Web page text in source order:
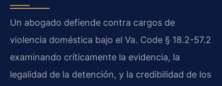
Un abogado defiende contra cargos de
violencia doméstica bajo el Va. Code § 18.2-57.2
examinando críticamente la evidencia, la
legalidad de la detención, y la credibilidad de los